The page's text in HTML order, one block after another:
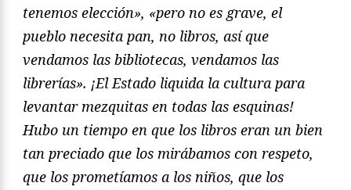
tenemos elección», «pero no es grave, el
pueblo necesita pan, no libros, así que
vendamos las bibliotecas, vendamos las
librerías». ¡El Estado liquida la cultura para
levantar mezquitas en todas las esquinas!
Hubo un tiempo en que los libros eran un bien
tan preciado que los mirábamos con respeto,
que los prometíamos a los niños, que los